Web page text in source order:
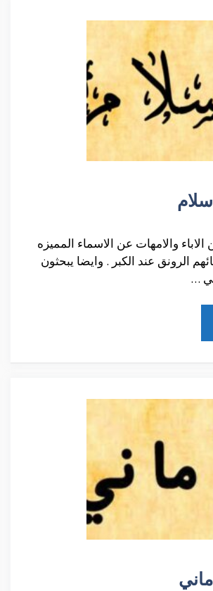
والامهات عن الاسماء المميزه
الرونق عند الكبر . وايضا يبحثون
…